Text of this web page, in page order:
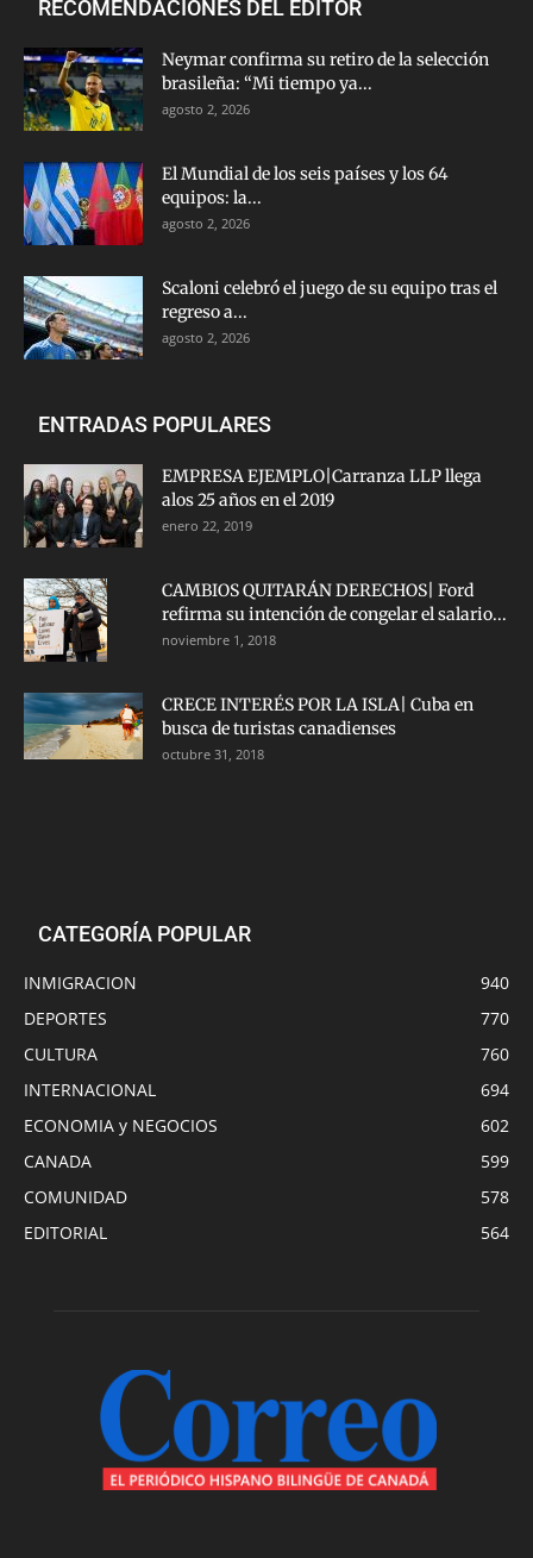
RECOMENDACIONES DEL EDITOR
Neymar confirma su retiro de la selección
brasileña: “Mi tiempo ya...
agosto 2, 2026
El Mundial de los seis países y los 64
equipos: la...
agosto 2, 2026
Scaloni celebró el juego de su equipo tras el
regreso a...
agosto 2, 2026
ENTRADAS POPULARES
EMPRESA EJEMPLO|Carranza LLP llega
alos 25 años en el 2019
enero 22, 2019
CAMBIOS QUITARÁN DERECHOS| Ford
refirma su intención de congelar el salario...
noviembre 1, 2018
CRECE INTERÉS POR LA ISLA| Cuba en
busca de turistas canadienses
octubre 31, 2018
CATEGORÍA POPULAR
INMIGRACION
940
DEPORTES
770
CULTURA
760
INTERNACIONAL
694
ECONOMIA y NEGOCIOS
602
CANADA
599
COMUNIDAD
578
EDITORIAL
564